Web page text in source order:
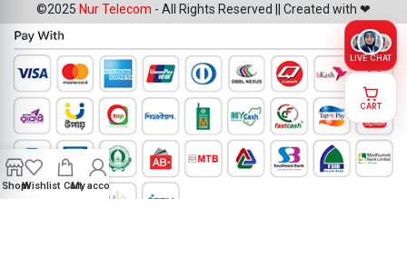
©2025 Nur Telecom - All Rights Reserved || Created with ❤
ShopWishlist CartMy account
LIVE CHAT
CART